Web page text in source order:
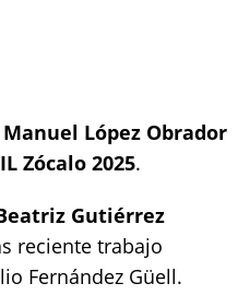
López Obrador
Zócalo 2025.
Gutiérrez
reciente trabajo
Fernández Güell.